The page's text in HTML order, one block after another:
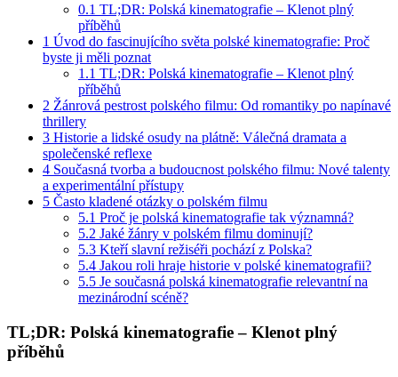
0.1 TL;DR: Polská kinematografie – Klenot plný
příběhů
1 Úvod do fascinujícího světa polské kinematografie: Proč
byste ji měli poznat
1.1 TL;DR: Polská kinematografie – Klenot plný
příběhů
2 Žánrová pestrost polského filmu: Od romantiky po napínavé
thrillery
3 Historie a lidské osudy na plátně: Válečná dramata a
společenské reflexe
4 Současná tvorba a budoucnost polského filmu: Nové talenty
a experimentální přístupy
5 Často kladené otázky o polském filmu
5.1 Proč je polská kinematografie tak významná?
5.2 Jaké žánry v polském filmu dominují?
5.3 Kteří slavní režiséři pochází z Polska?
5.4 Jakou roli hraje historie v polské kinematografii?
5.5 Je současná polská kinematografie relevantní na
mezinárodní scéně?
TL;DR: Polská kinematografie – Klenot plný
příběhů